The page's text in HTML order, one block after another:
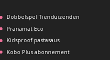
Dobbelspel Tienduizenden
Pranamat Eco
Kidsproof pastasaus
Kobo Plus abonnement